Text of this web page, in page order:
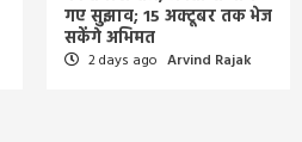
गए सुझाव; 15 अक्टूबर तक भेज
सकेंगे अभिमत
2 days ago Arvind Rajak